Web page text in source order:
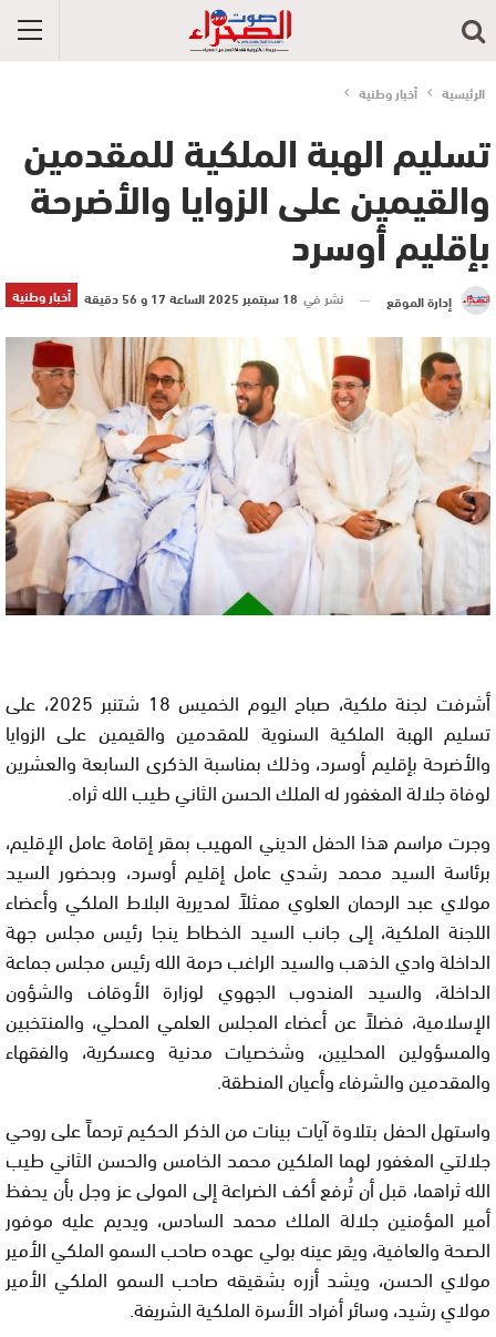
الرئيسية أخبار وطنية
تسليم الهبة الملكية للمقدمين
والقيمين على الزوايا والأضرحة
بإقليم أوسرد
أخبار وطنية إدارة الموقع نشر في 18 سبتمبر 2025 الساعة 17 و 56 دقيقة
أشرفت لجنة ملكية، صباح اليوم الخميس 18 شتنبر 2025، على
تسليم الهبة الملكية السنوية للمقدمين والقيمين على الزوايا
والأضرحة بإقليم أوسرد، وذلك بمناسبة الذكرى السابعة والعشرين
لوفاة جلالة المغفور له الملك الحسن الثاني طيب الله ثراه.
وجرت مراسم هذا الحفل الديني المهيب بمقر إقامة عامل الإقليم،
برئاسة السيد محمد رشدي عامل إقليم أوسرد، وبحضور السيد
مولاي عبد الرحمان العلوي ممثلاً لمديرية البلاط الملكي وأعضاء
اللجنة الملكية، إلى جانب السيد الخطاط ينجا رئيس مجلس جهة
الداخلة وادي الذهب والسيد الراغب حرمة الله رئيس مجلس جماعة
الداخلة، والسيد المندوب الجهوي لوزارة الأوقاف والشؤون
الإسلامية، فضلاً عن أعضاء المجلس العلمي المحلي، والمنتخبين
والمسؤولين المحليين، وشخصيات مدنية وعسكرية، والفقهاء
والمقدمين والشرفاء وأعيان المنطقة.
واستهل الحفل بتلاوة آيات بينات من الذكر الحكيم ترحماً على روحي
جلالتي المغفور لهما الملكين محمد الخامس والحسن الثاني طيب
الله ثراهما، قبل أن تُرفع أكف الضراعة إلى المولى عز وجل بأن يحفظ
أمير المؤمنين جلالة الملك محمد السادس، ويديم عليه موفور
الصحة والعافية، ويقر عينه بولي عهده صاحب السمو الملكي الأمير
مولاي الحسن، ويشد أزره بشقيقه صاحب السمو الملكي الأمير
مولاي رشيد، وسائر أفراد الأسرة الملكية الشريفة.